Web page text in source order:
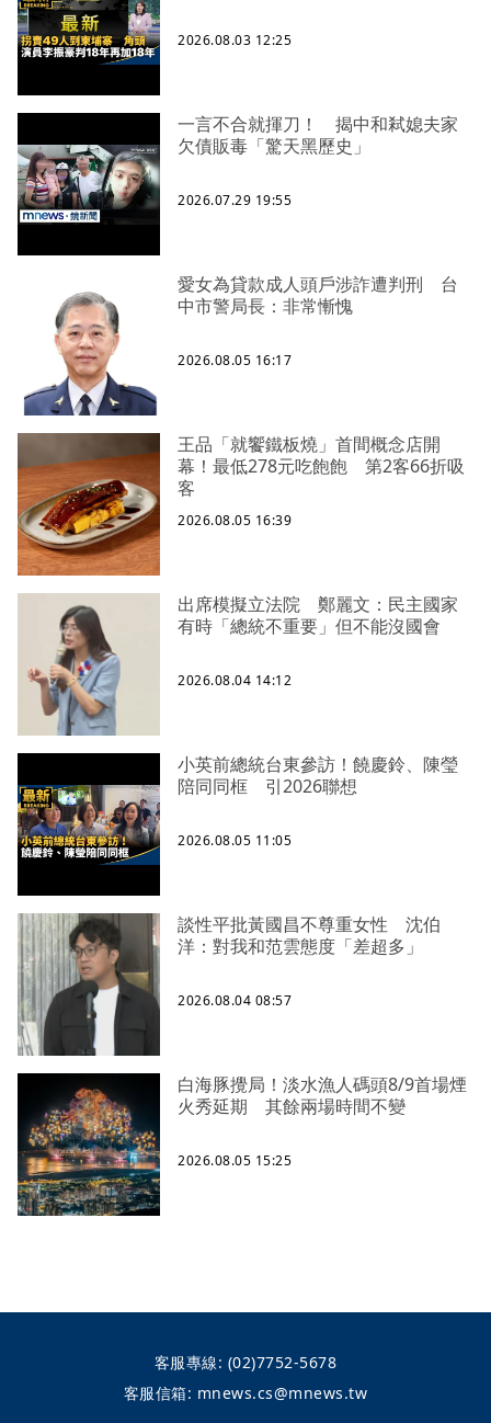
2026.08.03 12:25
一言不合就揮刀！ 揭中和弒媳夫家
欠債販毒「驚天黑歷史」
2026.07.29 19:55
愛女為貸款成人頭戶涉詐遭判刑 台
中市警局長：非常慚愧
2026.08.05 16:17
王品「就饗鐵板燒」首間概念店開
幕！最低278元吃飽飽 第2客66折吸
客
2026.08.05 16:39
出席模擬立法院 鄭麗文：民主國家
有時「總統不重要」但不能沒國會
2026.08.04 14:12
小英前總統台東參訪！饒慶鈴、陳瑩
陪同同框 引2026聯想
2026.08.05 11:05
談性平批黃國昌不尊重女性 沈伯
洋：對我和范雲態度「差超多」
2026.08.04 08:57
白海豚攪局！淡水漁人碼頭8/9首場煙
火秀延期 其餘兩場時間不變
2026.08.05 15:25
客服專線: (02)7752-5678
客服信箱: mnews.cs@mnews.tw